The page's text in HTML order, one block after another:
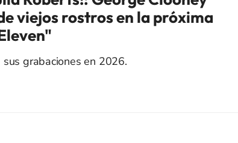
viejos rostros en la próxima
grabaciones en 2026.